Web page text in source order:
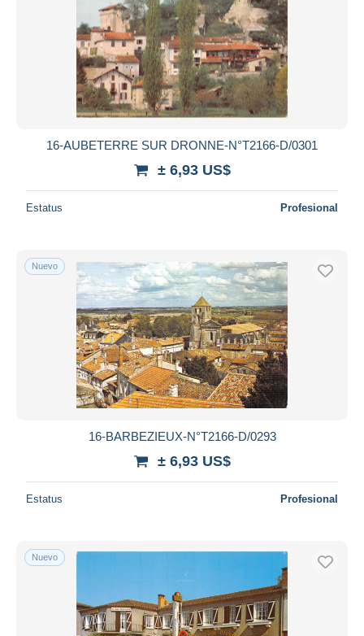
16-AUBETERRE SUR DRONNE-N°T2166-D/0301
± 6,93 US$
Estatus Profesional
Nuevo
16-BARBEZIEUX-N°T2166-D/0293
± 6,93 US$
Estatus Profesional
Nuevo